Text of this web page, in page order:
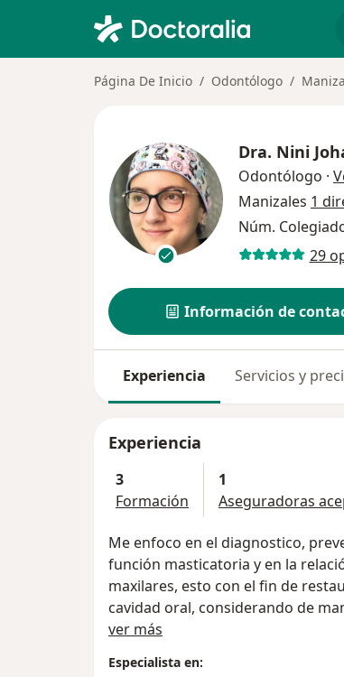
Página De Inicio Odontólogo
Dra. Nini
Odontólogo ·
Manizales 1
Núm.
29
Información de
Experiencia Servicios y
Experiencia
3
Formación
1
Aseguradoras
Me enfoco en el diagnostico,
función masticatoria y en la
maxilares, esto con el fin de
cavidad oral, considerando de
ver más
Especialista en: